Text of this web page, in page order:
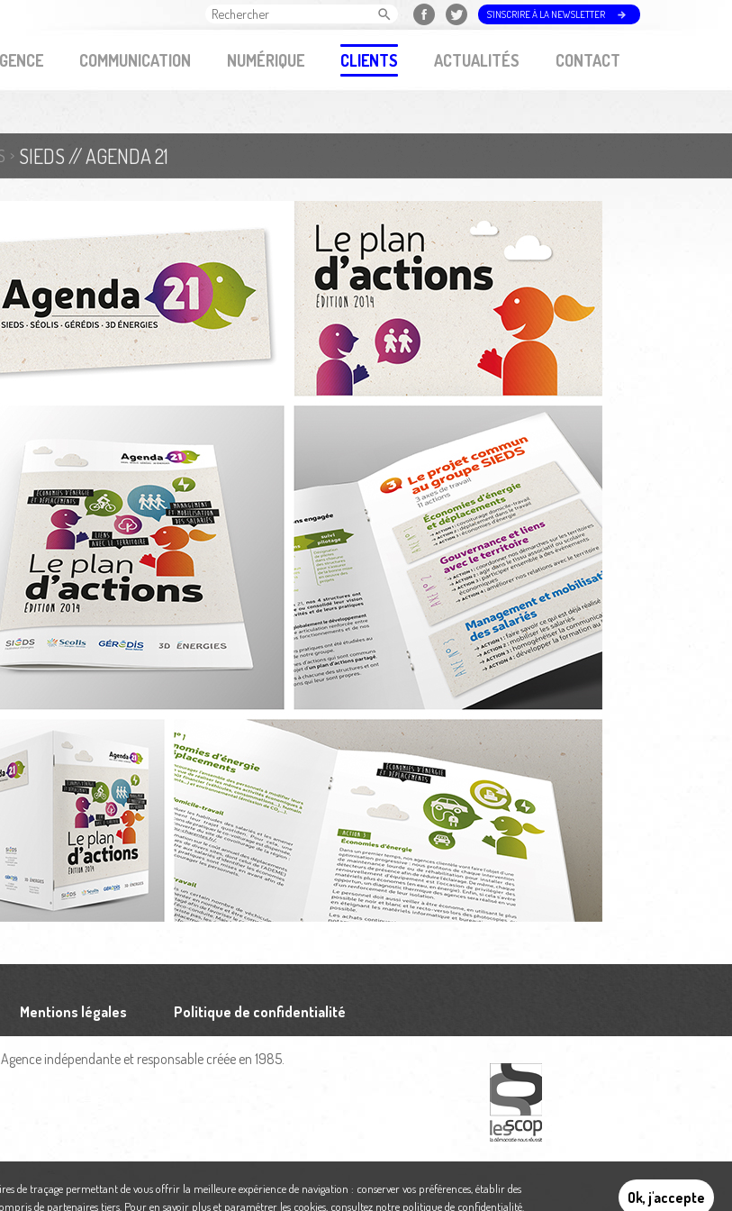
COMMUNICATION NUMÉRIQUE CLIENTS ACTUALITÉS CONTACT
S'INSCRIRE À LA NEWSLETTER
SIEDS // AGENDA 21
Mentions légales Politique de confidentialité
indépendante et responsable créée en 1985.
de traçage permettant de vous offrir la meilleure expérience de navigation : conserver vos préférences, établir des
de partenaires tiers. Pour en savoir plus et paramétrer les cookies, consultez notre politique de confidentialité Ok, j'accepte